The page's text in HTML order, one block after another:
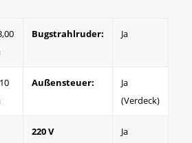
Bugstrahlruder: Ja
Außensteuer:
Ja
(Verdeck)
220 V
Ja